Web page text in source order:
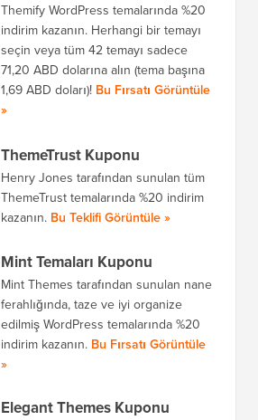
Themify WordPress temalarında %20
indirim kazanın. Herhangi bir temayı
seçin veya tüm 42 temayı sadece
71,20 ABD dolarına alın (tema başına
1,69 ABD doları)! Bu Fırsatı Görüntüle
»
ThemeTrust Kuponu
Henry Jones tarafından sunulan tüm
ThemeTrust temalarında %20 indirim
kazanın. Bu Teklifi Görüntüle »
Mint Temaları Kuponu
Mint Themes tarafından sunulan nane
ferahlığında, taze ve iyi organize
edilmiş WordPress temalarında %20
indirim kazanın. Bu Fırsatı Görüntüle
»
Elegant Themes Kuponu